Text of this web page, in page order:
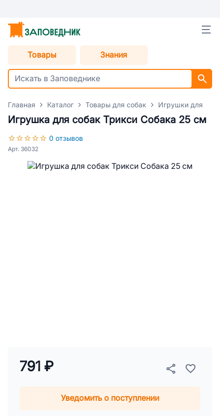
Товары Знания
Главная Каталог Товары для собак Игрушки для
Игрушка для собак Трикси Собака 25 см
0 отзывов
Арт. 36032
791 ₽
Уведомить о поступлении